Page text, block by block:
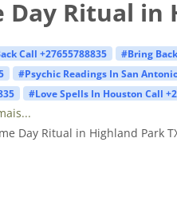
Day Ritual in
Call +27655788835 #Bring
#Psychic Readings In San
#Love Spells In Houston Call
Day Ritual in Highland Park